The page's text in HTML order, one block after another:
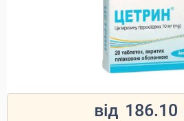
від 186.10